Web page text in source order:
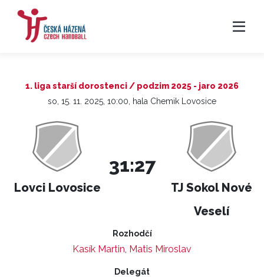
1. liga starší dorostenci / podzim 2025 - jaro 2026
so, 15. 11. 2025, 10:00, hala Chemik Lovosice
Lovci Lovosice
31:27
TJ Sokol Nové
Veselí
Rozhodčí
Kasík Martin, Matis Miroslav
Delegát